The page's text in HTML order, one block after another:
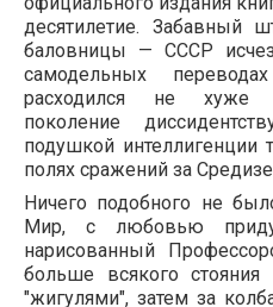
десятилетие. Забавный
баловницы — СССР
самодельных
расходился не хуже
поколение
подушкой интеллигенции
полях сражений за
Ничего подобного не
Мир, с любовью
нарисованный
больше всякого
"жигулями", затем за